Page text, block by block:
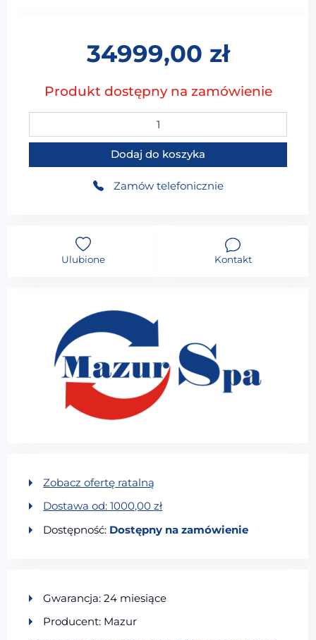
34999,00 zł
Produkt dostępny na zamówienie
ilość MOG-1637 PREMIUM Wanna SPA z
Dodaj do koszyka
Zamów telefonicznie
Ulubione Kontakt
Zobacz ofertę ratalną
Dostawa od:1000,00zł
Dostępność: Dostępny na zamówienie
Gwarancja: 24 miesiące
Producent: Mazur